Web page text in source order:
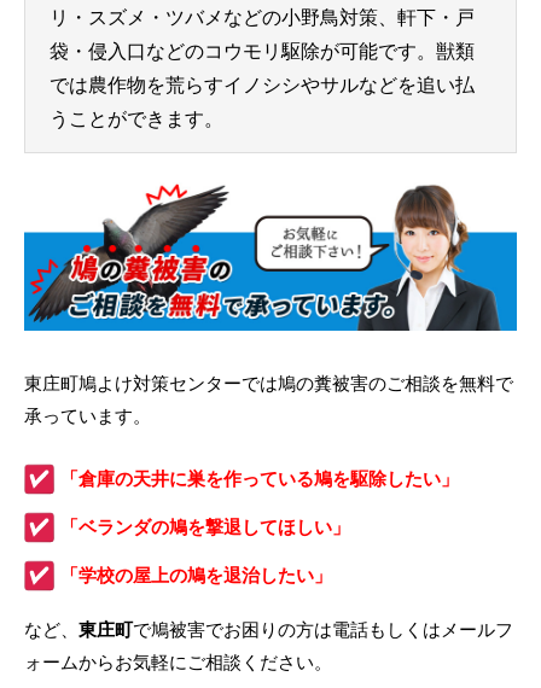
リ・スズメ・ツバメなどの小野鳥対策、軒下・戸
袋・侵入口などのコウモリ駆除が可能です。獣類
では農作物を荒らすイノシシやサルなどを追い払
うことができます。
東庄町鳩よけ対策センターでは鳩の糞被害のご相談を無料で
承っています。
「倉庫の天井に巣を作っている鳩を駆除したい」
「ベランダの鳩を撃退してほしい」
「学校の屋上の鳩を退治したい」
など、 東庄町で鳩被害でお困りの方は電話もしくはメールフ
ォームからお気軽にご相談ください。